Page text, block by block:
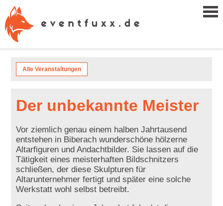
Alle Veranstaltungen
Der unbekannte Meister
Vor ziemlich genau einem halben Jahrtausend
entstehen in Biberach wunderschöne hölzerne
Altarfiguren und Andachtbilder. Sie lassen auf die
Tätigkeit eines meisterhaften Bildschnitzers
schließen, der diese Skulpturen für
Altarunternehmer fertigt und später eine solche
Werkstatt wohl selbst betreibt.